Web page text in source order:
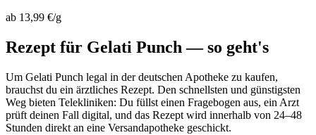
ab 13,99 €/g
Rezept für Gelati Punch — so geht's
Um Gelati Punch legal in der deutschen Apotheke zu kaufen,
brauchst du ein ärztliches Rezept. Den schnellsten und günstigsten
Weg bieten Telekliniken: Du füllst einen Fragebogen aus, ein Arzt
prüft deinen Fall digital, und das Rezept wird innerhalb von 24–48
Stunden direkt an eine Versandapotheke geschickt.